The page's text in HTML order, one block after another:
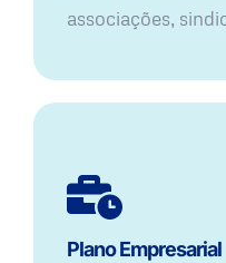
associações,
Plano Empresarial